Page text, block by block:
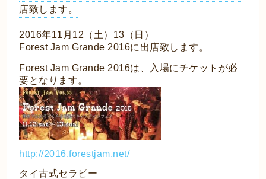
店致します。
2016年11月12（土）13（日）
Forest Jam Grande 2016に出店致します。
Forest Jam Grande 2016は、入場にチケットが必
要となります。
http://2016.forestjam.net/
タイ古式セラピー